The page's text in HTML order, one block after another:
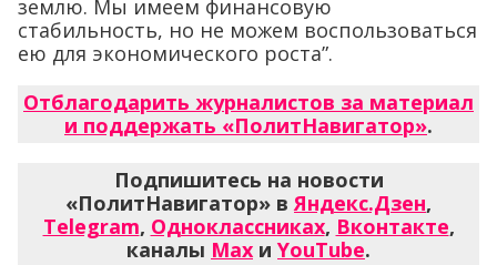
землю. Мы имеем финансовую
стабильность, но не можем воспользоваться
ею для экономического роста”.
Отблагодарить журналистов за материал
и поддержать «ПолитНавигатор».
Подпишитесь на новости
«ПолитНавигатор» вЯндекс.Дзен,
Telegram, Одноклассниках, Вконтакте,
каналы Max и YouTube.